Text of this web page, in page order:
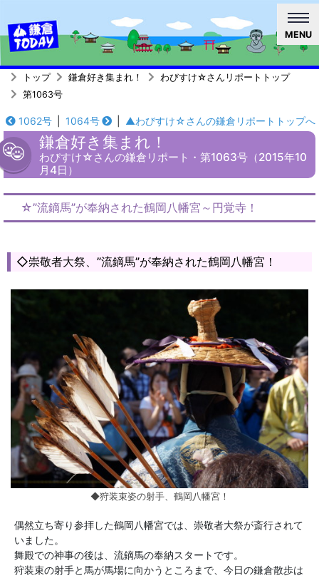
MENU
トップ 鎌倉好き集まれ！
わびすけ☆さんリポートトップ
第1063号
1062号 1064号 ▲わびすけ☆さんの鎌倉リポートトップへ
鎌倉好き集まれ！
わびすけ☆さんの鎌倉リポート・第1063号（2015年10
月4日）
☆”流鏑馬”が奉納された鶴岡八幡宮～円覚寺！
◇崇敬者大祭、”流鏑馬”が奉納された鶴岡八幡宮！
◆狩装束姿の射手、鶴岡八幡宮！
偶然立ち寄り参拝した鶴岡八幡宮では、崇敬者大祭が斎行されて
いました。
舞殿での神事の後は、流鏑馬の奉納スタートです。
狩装束の射手と馬が馬場に向かうところまで、今日の鎌倉散歩は